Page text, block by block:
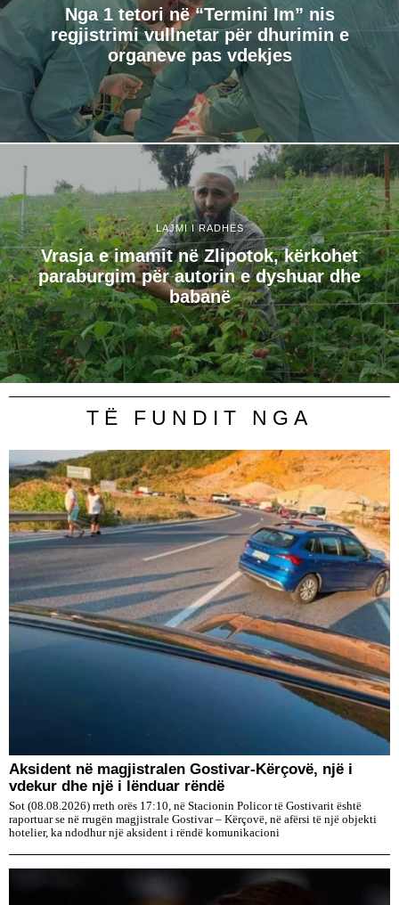
Nga 1 tetori në “Termini Im” nis
regjistrimi vullnetar për dhurimin e
organeve pas vdekjes
LAJMI I RADHËS
Vrasja e imamit në Zlipotok, kërkohet
paraburgim për autorin e dyshuar dhe
babanë
TË FUNDIT NGA
Aksident në magjistralen Gostivar-Kërçovë, një i
vdekur dhe një i lënduar rëndë
Sot (08.08.2026) rreth orës 17:10, në Stacionin Policor të Gostivarit është
raportuar se në rrugën magjistrale Gostivar – Kërçovë, në afërsi të një objekti
hotelier, ka ndodhur një aksident i rëndë komunikacioni